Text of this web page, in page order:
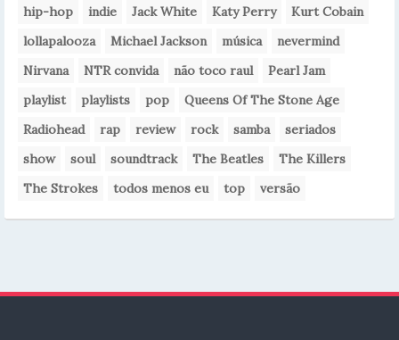
hip-hop
indie Jack White Katy Perry
Kurt Cobain
lollapalooza
Michael Jackson música
nevermind
Nirvana
NTR convida não toco raul
Pearl Jam
playlist
playlists pop
Queens Of The Stone Age
Radiohead
rap review rock samba
seriados
show
soul soundtrack The Beatles
The Killers
The Strokes
todos menos eu top versão